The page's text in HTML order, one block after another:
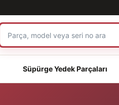
Süpürge Yedek Parçaları